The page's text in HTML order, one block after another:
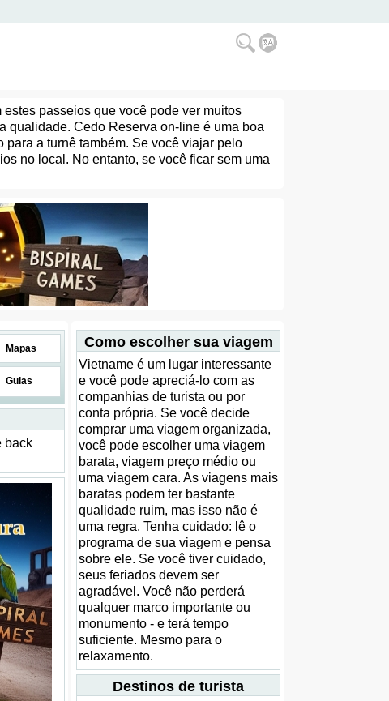
passeios que você pode ver muitos
qualidade. Cedo Reserva on-line é uma boa
a turnê também. Se você viajar pelo
no local. No entanto, se você ficar sem uma
Mapas
Guias
back
Como escolher sua viagem
Vietname é um lugar interessante
e você pode apreciá-lo com as
companhias de turista ou por
conta própria. Se você decide
comprar uma viagem organizada,
você pode escolher uma viagem
barata, viagem preço médio ou
uma viagem cara. As viagens mais
baratas podem ter bastante
qualidade ruim, mas isso não é
uma regra. Tenha cuidado: lê o
programa de sua viagem e pensa
sobre ele. Se você tiver cuidado,
seus feriados devem ser
agradável. Você não perderá
qualquer marco importante ou
monumento - e terá tempo
suficiente. Mesmo para o
relaxamento.
Destinos de turista